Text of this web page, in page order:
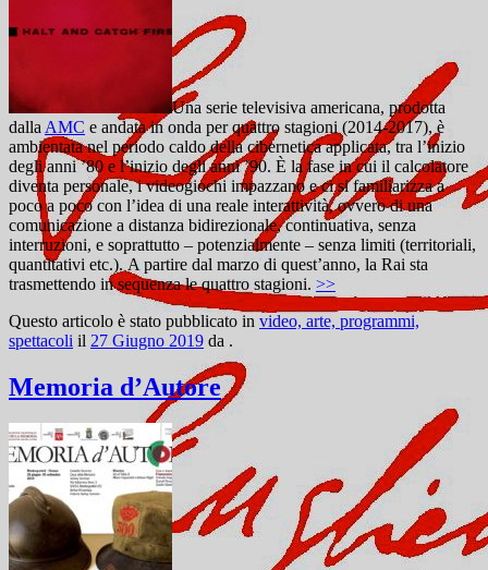
Una serie televisiva americana, prodotta
dalla AMC e andata in onda per quattro stagioni (2014-2017), è
ambientata nel periodo caldo della cibernetica applicata, tra l’inizio
degli anni ’80 e l’inizio degli anni ’90. È la fase in cui il calcolatore
diventa personale, i videogiochi impazzano e ci si familiarizza a
poco a poco con l’idea di una reale interattività, ovvero di una
comunicazione a distanza bidirezionale, continuativa, senza
interruzioni, e soprattutto – potenzialmente – senza limiti (territoriali,
quantitativi etc.). A partire dal marzo di quest’anno, la Rai sta
trasmettendo in sequenza le quattro stagioni. >>
Questo articolo è stato pubblicato in video, arte, programmi,
spettacoli il 27 Giugno 2019 da .
Memoria d’Autore